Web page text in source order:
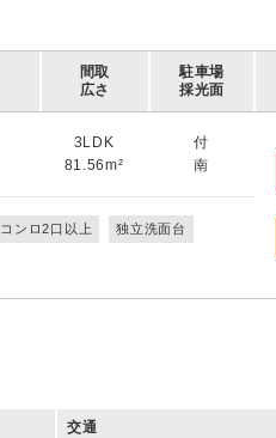
間取
広さ
駐車場
採光面
3LDK
81.56m²
付
南
コンロ2口以上 独立洗面台
交通